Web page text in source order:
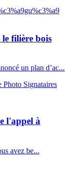
filière bois
un plan d’ac...
l'appel à
avez be...